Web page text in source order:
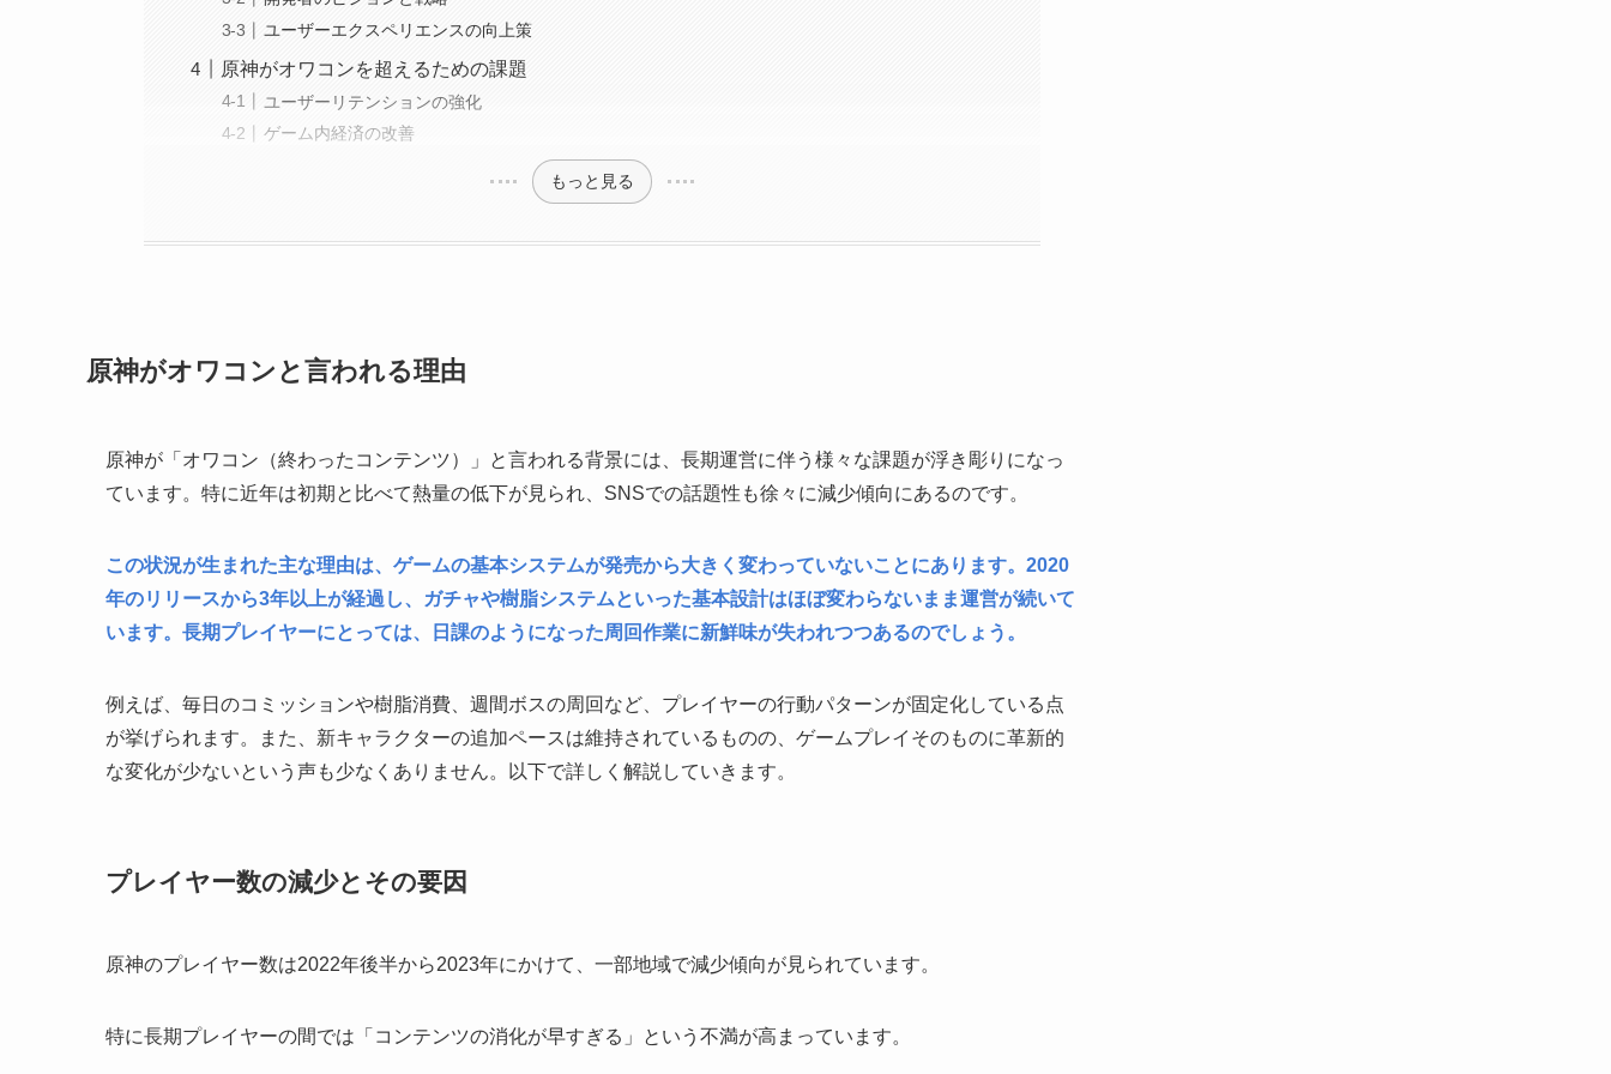
ユーザーエクスペリエンスの向上策
原神がオワコンを超えるための課題
ユーザーリテンションの強化
ゲーム内経済の改善
もっと見る
原神がオワコンと言われる理由
原神が「オワコン（終わったコンテンツ）」と言われる背景には、長期運営に伴う様々な課題が浮き彫りになっ
ています。特に近年は初期と比べて熱量の低下が見られ、SNSでの話題性も徐々に減少傾向にあるのです。
この状況が生まれた主な理由は、ゲームの基本システムが発売から大きく変わっていないことにあります。2020
年のリリースから3年以上が経過し、ガチャや樹脂システムといった基本設計はほぼ変わらないまま運営が続いて
います。長期プレイヤーにとっては、日課のようになった周回作業に新鮮味が失われつつあるのでしょう。
例えば、毎日のコミッションや樹脂消費、週間ボスの周回など、プレイヤーの行動パターンが固定化している点
が挙げられます。また、新キャラクターの追加ペースは維持されているものの、ゲームプレイそのものに革新的
な変化が少ないという声も少なくありません。以下で詳しく解説していきます。
プレイヤー数の減少とその要因
原神のプレイヤー数は2022年後半から2023年にかけて、一部地域で減少傾向が見られています。
特に長期プレイヤーの間では「コンテンツの消化が早すぎる」という不満が高まっています。